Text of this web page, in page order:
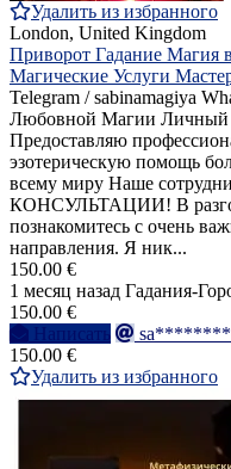
Удалить из избранного
London, United Kingdom
Приворот Гадание Магия
Магические Услуги
Telegram / sabinamagiya
Любовной Магии Личный
Предоставляю
эзотерическую помощь
всему миру Наше
КОНСУЛЬТАЦИИ! В
познакомитесь с очень
направления. Я ник...
150.00 €
1 месяц назад Гадания-
150.00 €
Написать
150.00 €
Удалить из избранного